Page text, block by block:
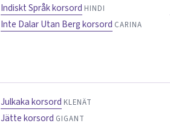
Indiskt Språk korsord HINDI
Inte Dalar Utan Berg korsord CARINA
Julkaka korsord KLENÄT
Jätte korsord GIGANT